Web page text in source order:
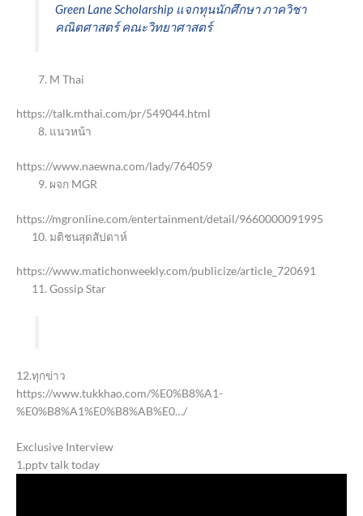
Green Lane Scholarship แจกทุนนักศึกษา ภาควิชา
คณิตศาสตร์ คณะวิทยาศาสตร์
M Thai
https://talk.mthai.com/pr/549044.html
แนวหน้า
https://www.naewna.com/lady/764059
ผจก MGR
https://mgronline.com/entertainment/detail/9660000091995
มติชนสุดสัปดาห์
https://www.matichonweekly.com/publicize/article_720691
Gossip Star
12.ทุกข่าว
https://www.tukkhao.com/%E0%B8%A1-
%E0%B8%A1%E0%B8%AB%E0…/
Exclusive Interview
1.pptv talk today